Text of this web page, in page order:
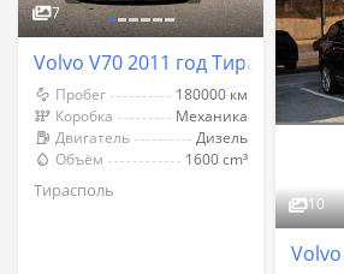
7
Volvo V70 2011 год Тирасполь
Пробег
180000 км
Коробка
Механика
Двигатель
Дизель
Объём
1600 cm³
Тирасполь
10